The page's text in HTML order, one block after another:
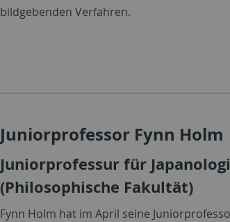
bildgebenden Verfahren.
Juniorprofessor Fynn Holm
Juniorprofessur für
(Philosophische Fakultät)
Fynn Holm hat im April seine